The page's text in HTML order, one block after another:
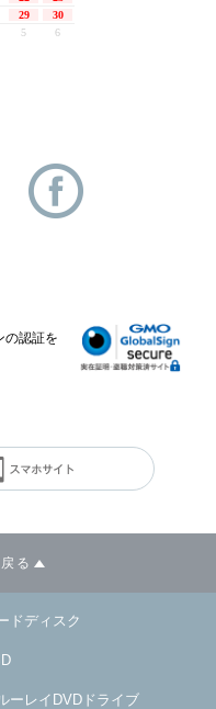
の認証を
る
ドディスク
ーレイDVDドライブ